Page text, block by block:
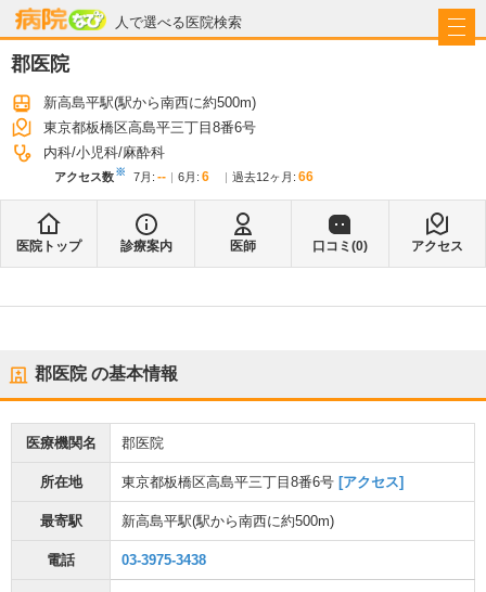
人で選べる医院検索
病院なび
郡医院
新高島平駅(駅から南西に約500m)
東京都板橋区高島平三丁目8番6号
内科 小児科 麻酔科
アクセス数※ 7月 : -- 6月 : 6 過去12ヶ月: 66
医院トップ 診療案内 医師 口コミ(0) アクセス
郡医院の基本情報
医療機関名 郡医院
所在地 東京都板橋区高島平三丁目8番6号 [アクセス]
最寄駅 新高島平駅(駅から南西に約500m)
電話 03-3975-3438